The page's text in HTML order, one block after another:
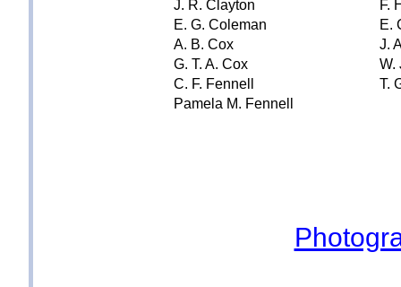
J. R. Clayton
F.
E. G. Coleman
E.
A. B. Cox
J.
G. T. A. Cox
W.
C. F. Fennell
T.
Pamela M. Fennell